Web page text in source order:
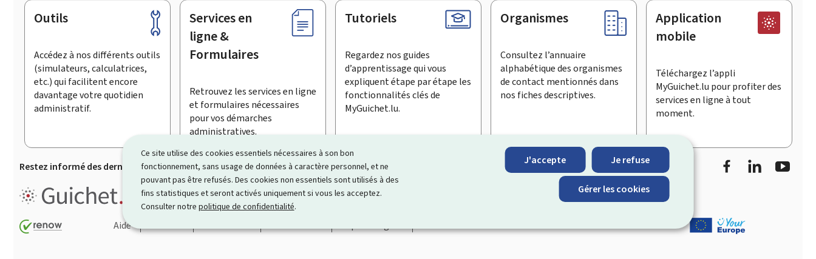
Ce site utilise des cookies essentiels nécessaires à son bon
fonctionnement, sans usage de données à caractère personnel, et ne
pouvant pas être refusés. Des cookies non essentiels sont utilisés à des
fins statistiques et seront activés uniquement si vous les acceptez.
Consulter notre politique de confidentialité.
J'accepte Je refuse
Gérer les cookies
Pied
page
Outils
Accédez à nos différents outils
(simulateurs, calculatrices,
etc.) qui facilitent encore
davantage votre quotidien
administratif.
Services en
ligne &
Formulaires
Retrouvez les services en ligne
et formulaires nécessaires
pour vos démarches
administratives.
Tutoriels
Regardez nos guides
d’apprentissage qui vous
expliquent étape par étape les
fonctionnalités clés de
MyGuichet.lu.
Organismes
Consultez l’annuaire
alphabétique des organismes
de contact mentionnés dans
nos fiches descriptives.
Application
mobile
Téléchargez l’appli
MyGuichet.lu pour profiter des
services en ligne à tout
moment.
Restez informé des dernières actualités de Guichet.lu S’inscrire à la newsletter
FacebookLinkedIn
Guichet.lu est un ensemble de pages Internet qui vous aide à
informe sur les
démarches administratives.
Aide
Contact Plan du site Accessibilité Aspects légaux Gestion des cookies